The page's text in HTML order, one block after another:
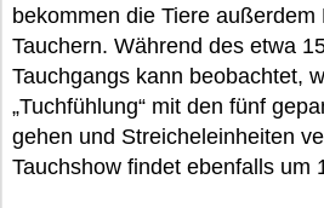
bekommen die Tiere außerdem
Tauchern. Während des etwa
Tauchgangs kann beobachtet,
„Tuchfühlung“ mit den fünf
gehen und Streicheleinheiten
Tauchshow findet ebenfalls um